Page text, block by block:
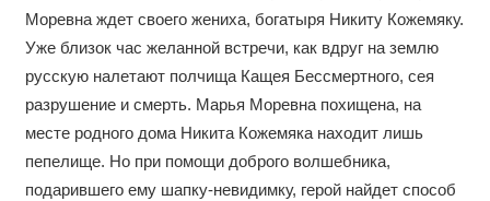
Моревна ждет своего жениха, богатыря Никиту Кожемяку.
Уже близок час желанной встречи, как вдруг на землю
русскую налетают полчища Кащея Бессмертного, сея
разрушение и смерть. Марья Моревна похищена, на
месте родного дома Никита Кожемяка находит лишь
пепелище. Но при помощи доброго волшебника,
подарившего ему шапку-невидимку, герой найдет способ